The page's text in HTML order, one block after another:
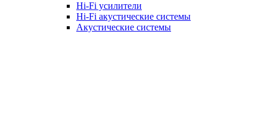
Hi-Fi усилители
Hi-Fi акустические системы
Акустические системы